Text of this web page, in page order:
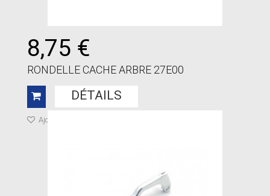
8,75 €
RONDELLE CACHE ARBRE 27E00
DÉTAILS
Ajouter à ma liste de cadeaux